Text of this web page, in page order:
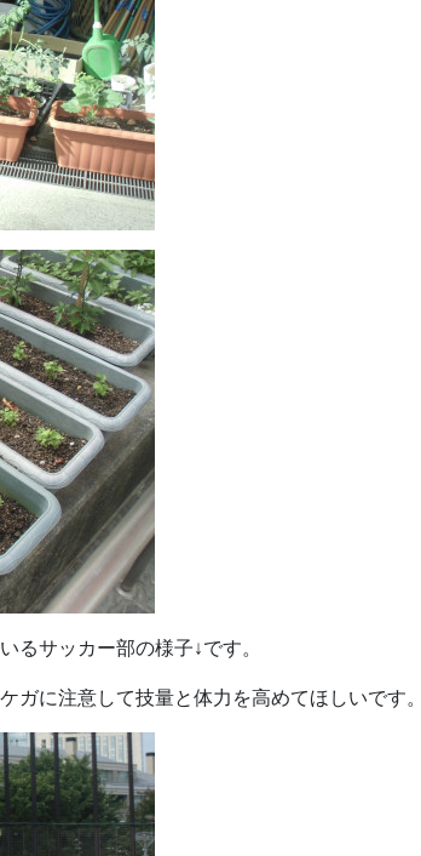
るサッカー部の様子↓です。
ガに注意して技量と体力を高めてほしいです。